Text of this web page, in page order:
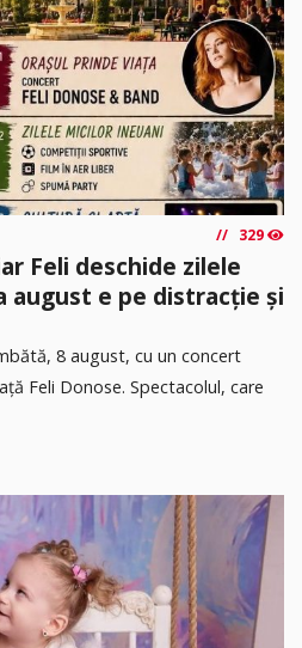
329
Feli deschide zilele
august e pe distracție și
8 august, cu un concert
Feli Donose. Spectacolul, care